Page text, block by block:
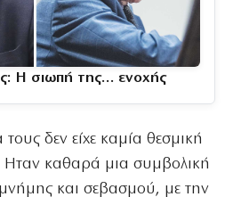
Η σιωπή της… ενοχής
δεν είχε καμία θεσμική
Ηταν καθαρά μια συμβολική
και σεβασμού, με την